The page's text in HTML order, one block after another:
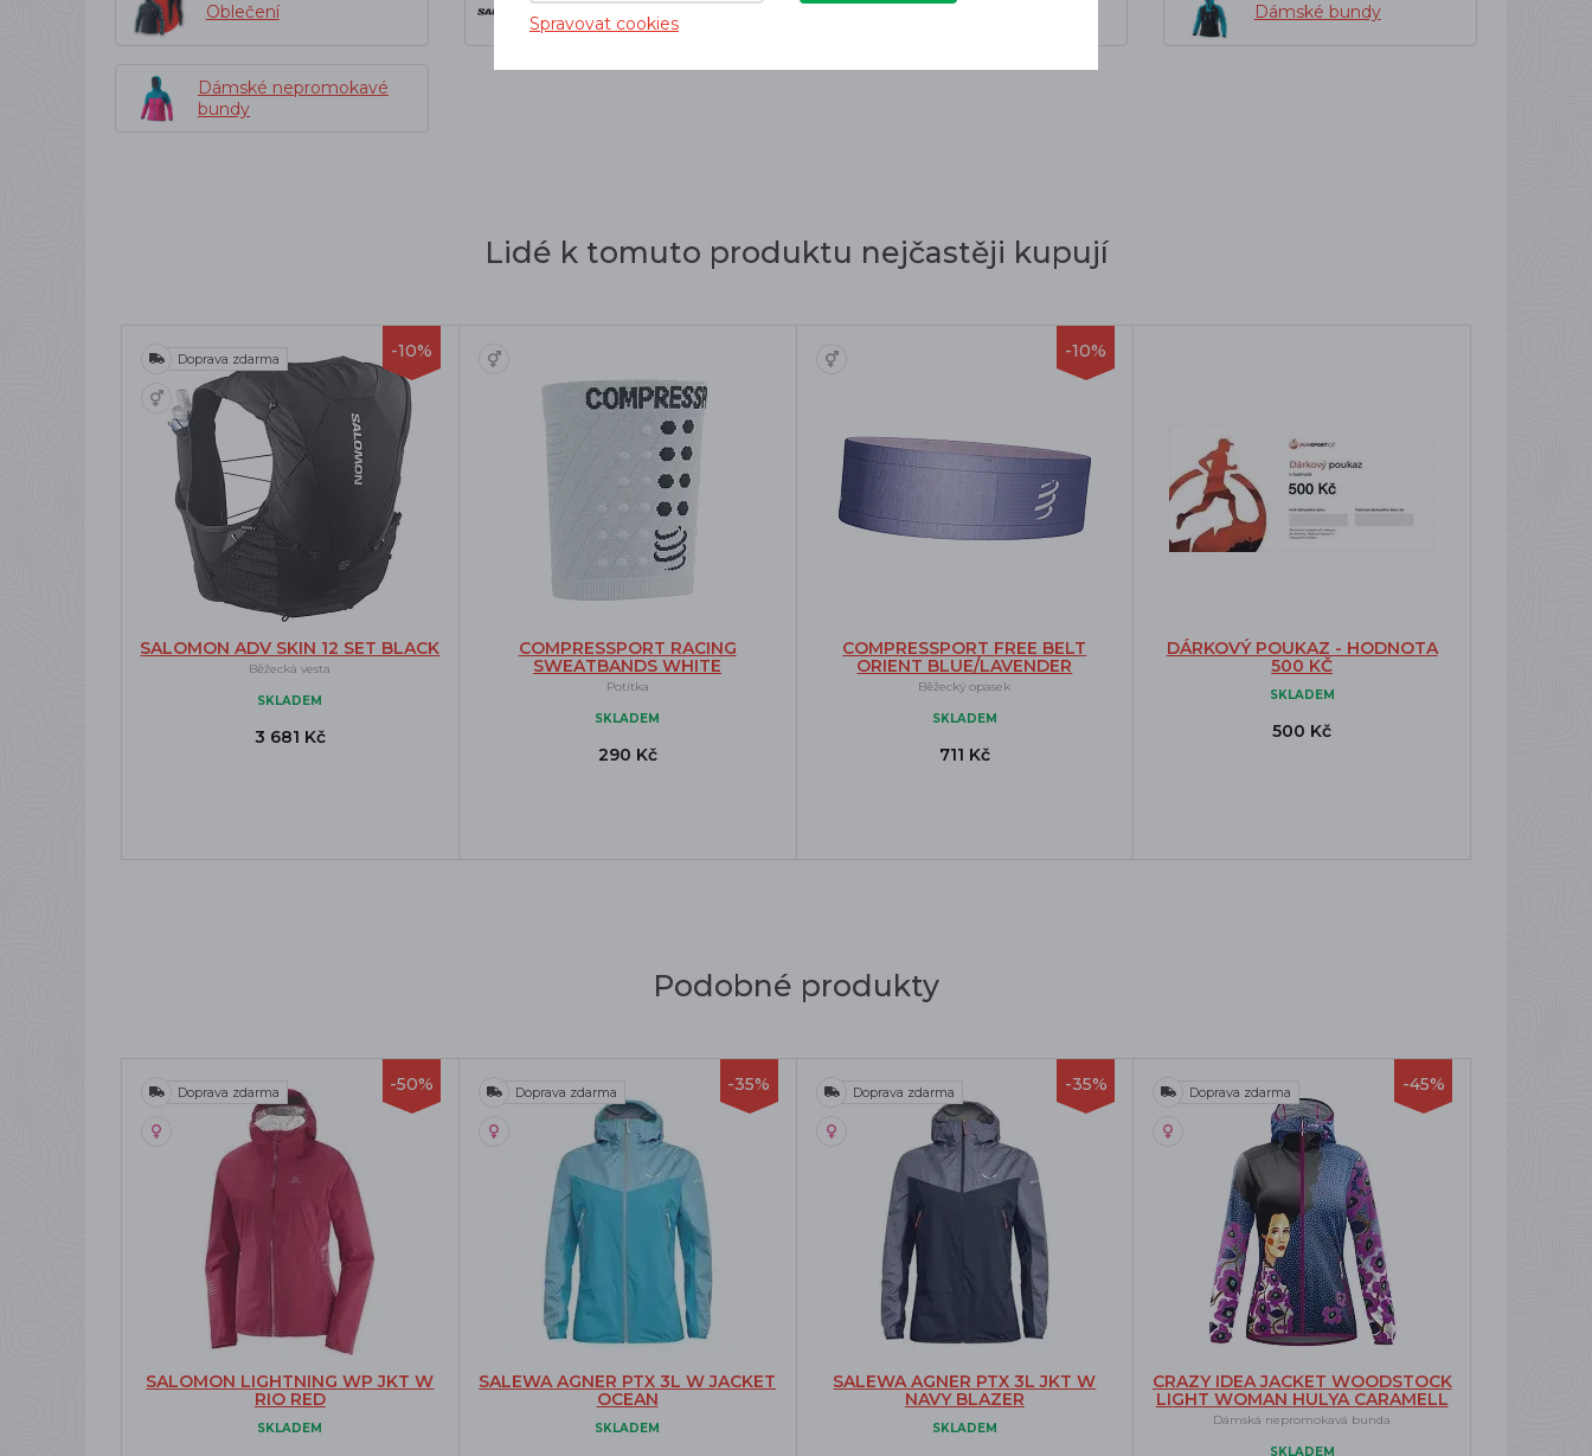
Oblečení Dámské bundy
Dámské nepromokavé
bundy
Lidé k tomuto produktu nejčastěji kupují
-10%
Doprava zdarma
SALOMON ADV SKIN 12 SET BLACK
Běžecká vesta
SKLADEM
3 681 Kč
COMPRESSPORT RACING
SWEATBANDS WHITE
Potítka
SKLADEM
290 Kč
-10%
COMPRESSPORT FREE BELT
ORIENT BLUE/LAVENDER
Běžecký opasek
SKLADEM
711 Kč
DÁRKOVÝ POUKAZ - HODNOTA
500 KČ
SKLADEM
500 Kč
Podobné produkty
-50%
Doprava zdarma
SALOMON LIGHTNING WP JKT W
RIO RED
SKLADEM
-35%
Doprava zdarma
SALEWA AGNER PTX 3L W JACKET
OCEAN
SKLADEM
-35%
Doprava zdarma
SALEWA AGNER PTX 3L JKT W
NAVY BLAZER
SKLADEM
-45%
Doprava zdarma
CRAZY IDEA JACKET WOODSTOCK
LIGHT WOMAN HULYA CARAMELL
Dámská nepromokavá bunda
SKLADEM
Spravovat cookies